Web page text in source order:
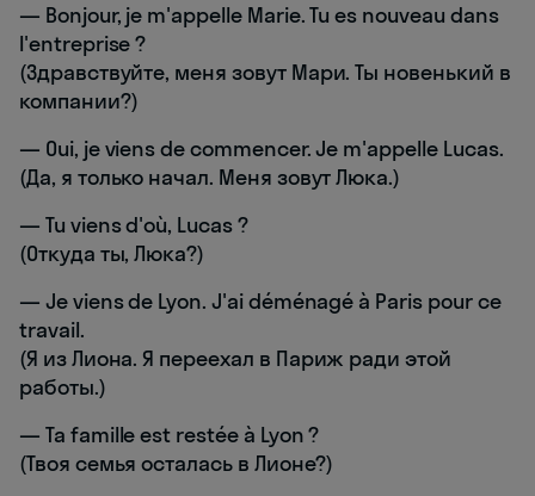
— Bonjour, je m'appelle Marie. Tu es nouveau dans
l'entreprise ?
(Здравствуйте, меня зовут Мари. Ты новенький в
компании?)
— Oui, je viens de commencer. Je m'appelle Lucas.
(Да, я только начал. Меня зовут Люка.)
— Tu viens d'où, Lucas ?
(Откуда ты, Люка?)
— Je viens de Lyon. J'ai déménagé à Paris pour ce
travail.
(Я из Лиона. Я переехал в Париж ради этой
работы.)
— Ta famille est restée à Lyon ?
(Твоя семья осталась в Лионе?)